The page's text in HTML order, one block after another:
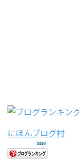
にほんブログ村